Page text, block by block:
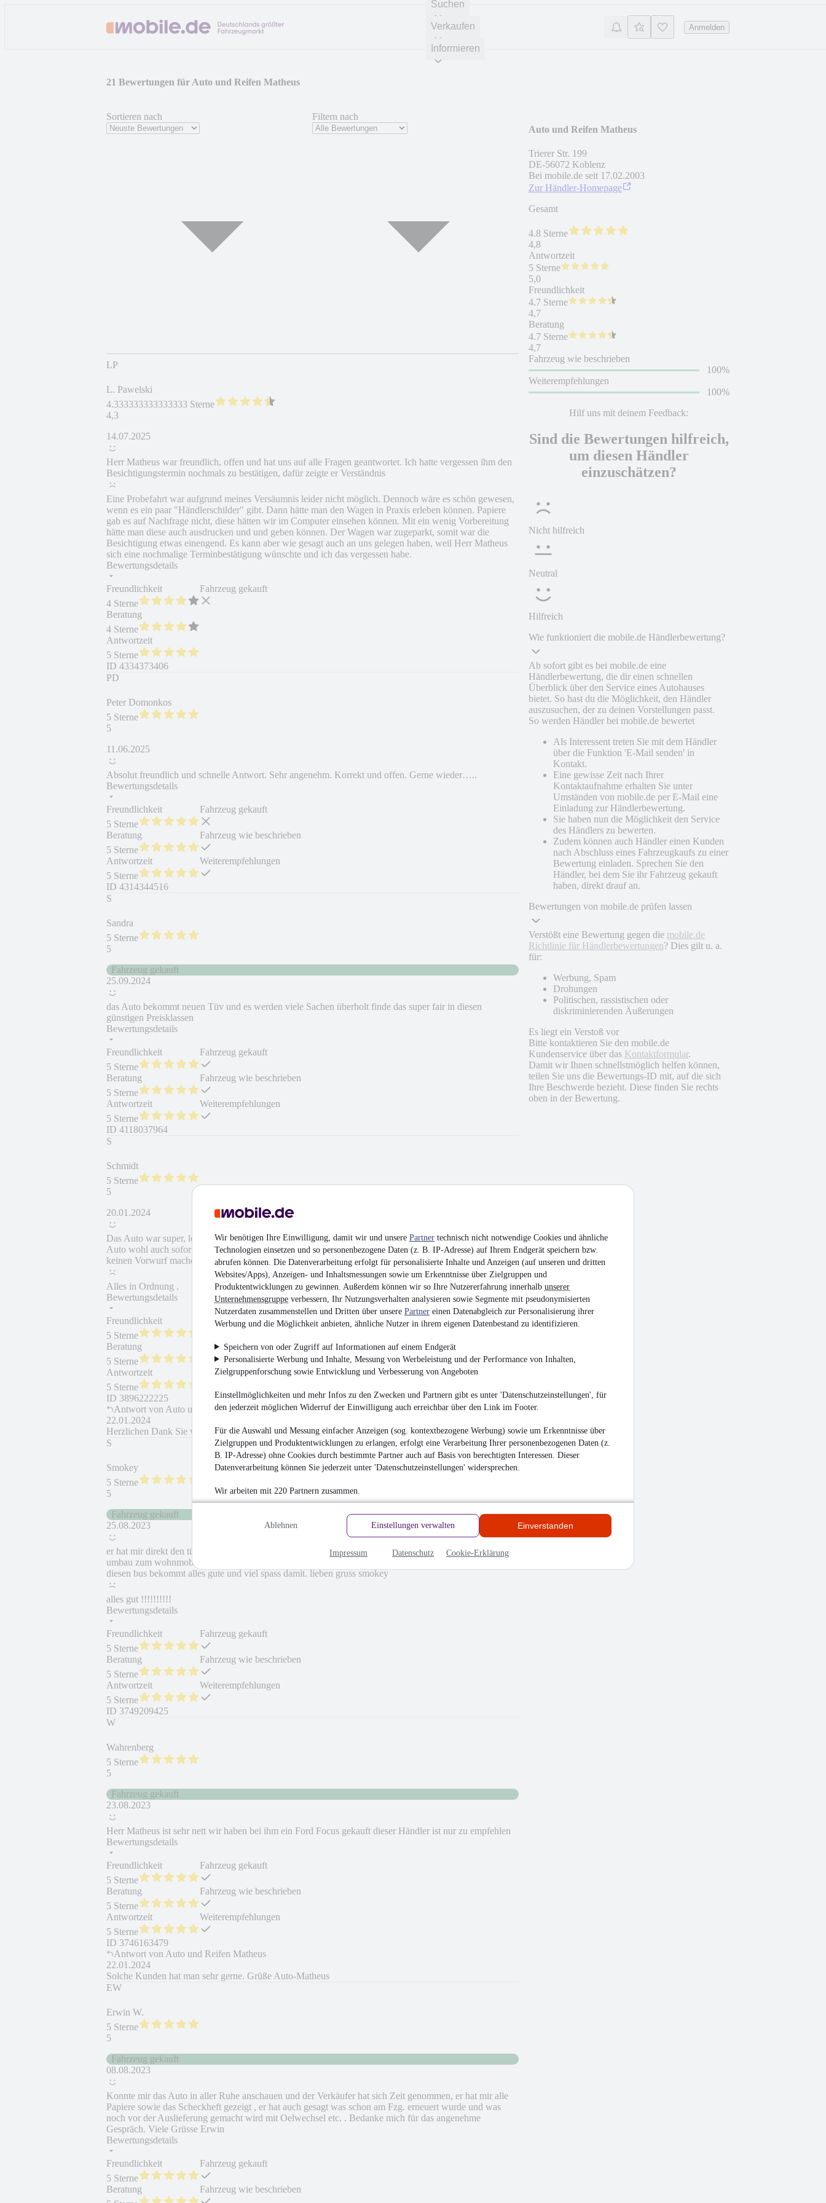
Wir benötigen Ihre Einwilligung, damit wir und unsere Partner technisch nicht notwendige Cookies und ähnliche
Technologien einsetzen und so personenbezogene Daten (z. B. IP-Adresse) auf Ihrem Endgerät speichern bzw.
abrufen können. Die Datenverarbeitung erfolgt für personalisierte Inhalte und Anzeigen (auf unseren und dritten
Websites/Apps), Anzeigen- und Inhaltsmessungen sowie um Erkenntnisse über Zielgruppen und
Produktentwicklungen zu gewinnen. Außerdem können wir so Ihre Nutzererfahrung innerhalb unserer
Unternehmensgruppe verbessern, Ihr Nutzungsverhalten analysieren sowie Segmente mit pseudonymisierten
Nutzerdaten zusammenstellen und Dritten über unsere Partner einen Datenabgleich zur Personalisierung ihrer
Werbung und die Möglichkeit anbieten, ähnliche Nutzer in ihrem eigenen Datenbestand zu identifizieren.
Speichern von oder Zugriff auf Informationen auf einem Endgerät
Personalisierte Werbung und Inhalte, Messung von Werbeleistung und der Performance von Inhalten,
Zielgruppenforschung sowie Entwicklung und Verbesserung von Angeboten
Einstellmöglichkeiten und mehr Infos zu den Zwecken und Partnern gibt es unter 'Datenschutzeinstellungen', für
den jederzeit möglichen Widerruf der Einwilligung auch erreichbar über den Link im Footer.
Für die Auswahl und Messung einfacher Anzeigen (sog. kontextbezogene Werbung) sowie um Erkenntnisse über
Zielgruppen und Produktentwicklungen zu erlangen, erfolgt eine Verarbeitung Ihrer personenbezogenen Daten (z.
B. IP-Adresse) ohne Cookies durch bestimmte Partner auch auf Basis von berechtigten Interessen. Dieser
Datenverarbeitung können Sie jederzeit unter 'Datenschutzeinstellungen' widersprechen.
Wir arbeiten mit 220 Partnern zusammen.
Ablehnen Einstellungen verwalten Einverstanden
Impressum Datenschutz Cookie-Erklärung
Suchen
Verkaufen
Informieren
Anmelden
21 Bewertungen für Auto und Reifen Matheus
Sortieren nach Filtern nach
LP
L. Pawelski
4.333333333333333 Sterne
4,3
14.07.2025
Herr Matheus war freundlich, offen und hat uns auf alle Fragen geantwortet. Ich hatte vergessen ihm den
Besichtigungstermin nochmals zu bestätigen, dafür zeigte er Verständnis
Eine Probefahrt war aufgrund meines Versäumnis leider nicht möglich. Dennoch wäre es schön gewesen,
wenn es ein paar "Händlerschilder" gibt. Dann hätte man den Wagen in Praxis erleben können. Papiere
gab es auf Nachfrage nicht, diese hätten wir im Computer einsehen können. Mit ein wenig Vorbereitung
hätte man diese auch ausdrucken und und geben können. Der Wagen war zugeparkt, somit war die
Besichtigung etwas einengend. Es kann aber wie gesagt auch an uns gelegen haben, weil Herr Matheus
sich eine nochmalige Terminbestätigung wünschte und ich das vergessen habe.
Bewertungsdetails
Freundlichkeit
4 Sterne
Beratung
4 Sterne
Antwortzeit
5 Sterne
Fahrzeug gekauft
ID 4334373406
PD
Peter Domonkos
5 Sterne
5
11.06.2025
Absolut freundlich und schnelle Antwort. Sehr angenehm. Korrekt und offen. Gerne wieder…..
Bewertungsdetails
Freundlichkeit
5 Sterne
Beratung
5 Sterne
Antwortzeit
5 Sterne
Fahrzeug gekauft
Fahrzeug wie beschrieben
Weiterempfehlungen
ID 4314344516
S
Sandra
5 Sterne
5
Fahrzeug gekauft
25.09.2024
das Auto bekommt neuen Tüv und es werden viele Sachen überholt finde das super fair in diesen
günstigen Preisklassen
Bewertungsdetails
Freundlichkeit
5 Sterne
Beratung
5 Sterne
Antwortzeit
5 Sterne
Fahrzeug gekauft
Fahrzeug wie beschrieben
Weiterempfehlungen
ID 4118037964
S
Schmidt
5 Sterne
5
20.01.2024
Das Auto war super, leider habe ich versucht zu handeln und das wollte der Händler nicht, dann war das
Auto wohl auch sofort leider an einen anderen verkauft. Ich hätte schneller reagieren sollen kann ihm
keinen Vorwurf machen. Vielleicht beim nächsten mal falls er nochmal so einen schönen BMW bekommt.
Alles in Ordnung .
Bewertungsdetails
Freundlichkeit
5 Sterne
Beratung
5 Sterne
Antwortzeit
5 Sterne
Fahrzeug gekauft
Fahrzeug wie beschrieben
Weiterempfehlungen
ID 3896222225
Antwort von Auto und Reifen Matheus
22.01.2024
Herzlichen Dank Sie waren aber auch ein Kunde mit Sachverstand. Gerne wieder.
S
Smokey
5 Sterne
5
Fahrzeug gekauft
25.08.2023
er hat mir direkt den tüv bericht gezeigt was noch zu machen wäre, der bus wäre mein traumauto als
umbau zum wohnmobil aber leider kann ich den traum nicht verwirklichen und wünsche demjenigen der
diesen bus bekommt alles gute und viel spass damit. lieben gruss smokey
alles gut !!!!!!!!!!
Bewertungsdetails
Freundlichkeit
5 Sterne
Beratung
5 Sterne
Antwortzeit
5 Sterne
Fahrzeug gekauft
Fahrzeug wie beschrieben
Weiterempfehlungen
ID 3749209425
W
Wahrenberg
5 Sterne
5
Fahrzeug gekauft
23.08.2023
Herr Matheus ist sehr nett wir haben bei ihm ein Ford Focus gekauft dieser Händler ist nur zu empfehlen
Bewertungsdetails
Freundlichkeit
5 Sterne
Beratung
5 Sterne
Antwortzeit
5 Sterne
Fahrzeug gekauft
Fahrzeug wie beschrieben
Weiterempfehlungen
ID 3746163479
Antwort von Auto und Reifen Matheus
22.01.2024
Solche Kunden hat man sehr gerne. Grüße Auto-Matheus
EW
Erwin W.
5 Sterne
5
Fahrzeug gekauft
08.08.2023
Konnte mir das Auto in aller Ruhe anschauen und der Verkäufer hat sich Zeit genommen, er hat mir alle
Papiere sowie das Scheckheft gezeigt , er hat auch gesagt was schon am Fzg. erneuert wurde und was
noch vor der Auslieferung gemacht wird mit Oelwechsel etc. . Bedanke mich für das angenehme
Gespräch. Viele Grüsse Erwin
Bewertungsdetails
Freundlichkeit
5 Sterne
Beratung
Fahrzeug gekauft
Fahrzeug wie beschrieben
Auto und Reifen Matheus
Trierer Str. 199
DE-56072 Koblenz
Bei mobile.de seit 17.02.2003
Zur Händler-Homepage
Gesamt
4.8 Sterne
4,8
Antwortzeit
5 Sterne
5,0
Freundlichkeit
4.7 Sterne
4,7
Beratung
4.7 Sterne
4,7
Fahrzeug wie beschrieben
100%
Weiterempfehlungen
100%
Hilf uns mit deinem Feedback:
Sind die Bewertungen hilfreich,
um diesen Händler
einzuschätzen?
Nicht hilfreich
Neutral
Hilfreich
Wie funktioniert die mobile.de Händlerbewertung?
Ab sofort gibt es bei mobile.de eine
Händlerbewertung, die dir einen schnellen
Überblick über den Service eines Autohauses
bietet. So hast du die Möglichkeit, den Händler
auszusuchen, der zu deinen Vorstellungen passt.
So werden Händler bei mobile.de bewertet
Als Interessent treten Sie mit dem Händler
über die Funktion 'E-Mail senden' in
Kontakt.
Eine gewisse Zeit nach Ihrer
Kontaktaufnahme erhalten Sie unter
Umständen von mobile.de per E-Mail eine
Einladung zur Händlerbewertung.
Sie haben nun die Möglichkeit den Service
des Händlers zu bewerten.
Zudem können auch Händler einen Kunden
nach Abschluss eines Fahrzeugkaufs zu einer
Bewertung einladen. Sprechen Sie den
Händler, bei dem Sie ihr Fahrzeug gekauft
haben, direkt drauf an.
Bewertungen von mobile.de prüfen lassen
Verstößt eine Bewertung gegen die mobile.de
Richtlinie für Händlerbewertungen? Dies gilt u. a.
für:
Werbung, Spam
Drohungen
Politischen, rassistischen oder
diskriminierenden Äußerungen
Es liegt ein Verstoß vor
Bitte kontaktieren Sie den mobile.de
Kundenservice über das Kontaktformular.
Damit wir Ihnen schnellstmöglich helfen können,
teilen Sie uns die Bewertungs-ID mit, auf die sich
Ihre Beschwerde bezieht. Diese finden Sie rechts
oben in der Bewertung.